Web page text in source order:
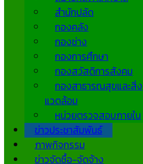
สำนักปลัด
กองคลัง
กองช่าง
กองการศึกษา
กองสวัสดิการสังคม
กองสาธารณสุขและสิ่ง
แวดล้อม
หน่วยตรวจสอบภายใน
ข่าวประชาสัมพันธ์
ภาพกิจกรรม
ข่าวจัดซื้อ-จัดจ้าง